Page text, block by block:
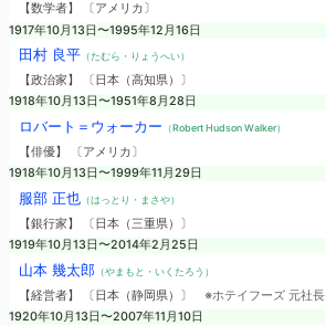
【数学者】 〔アメリカ〕
1917年10月13日〜1995年12月16日
田村 良平（たむら・りょうへい）
【政治家】 〔日本（高知県）〕
1918年10月13日〜1951年8月28日
ロバート＝ウォーカー （Robert Hudson Walker）
【俳優】 〔アメリカ〕
1918年10月13日〜1999年11月29日
服部 正也（はっとり・まさや）
【銀行家】 〔日本（三重県）〕
1919年10月13日〜2014年2月25日
山本 幾太郎（やまもと・いくたろう）
【経営者】 〔日本（静岡県）〕 ※ホテイフーズ 元社長
1920年10月13日〜2007年11月10日